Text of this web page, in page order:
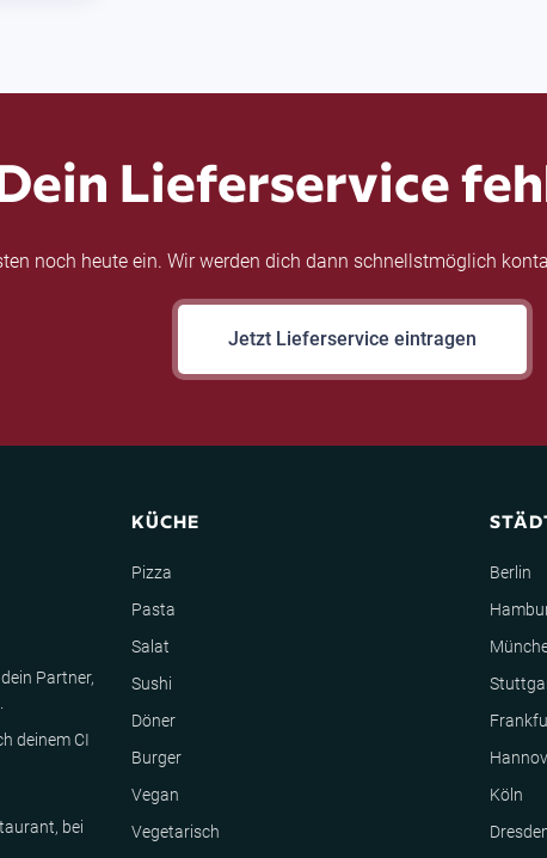
Lieferservice
noch heute ein. Wir werden dich dann schnellstmöglich
Jetzt Lieferservice eintragen
Partner,
deinem CI
bei
KÜCHE
Pizza
Pasta
Salat
Sushi
Döner
Burger
Vegan
Vegetarisch
Berlin
Köln